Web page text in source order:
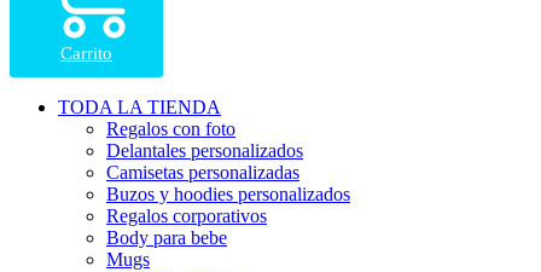
Carrito
TODA LA TIENDA
Regalos con foto
Delantales personalizados
Camisetas personalizadas
Buzos y hoodies personalizados
Regalos corporativos
Body para bebe
Mugs